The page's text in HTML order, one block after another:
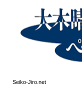
Seiko-Jiro.net